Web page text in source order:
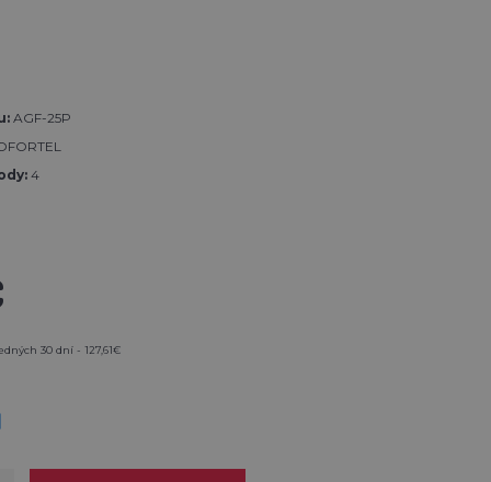
AGF-25P
4
30 dní - 127,61€